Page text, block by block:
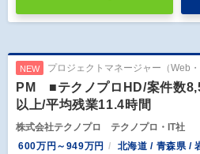
NEW プロジェクトマネージャー（Web・
PM ■テクノプロHD/案件数
以上/平均残業11.4時間
株式会社テクノプロ テクノプロ・IT社
600万円～949万円
北海道 / 青森県 /